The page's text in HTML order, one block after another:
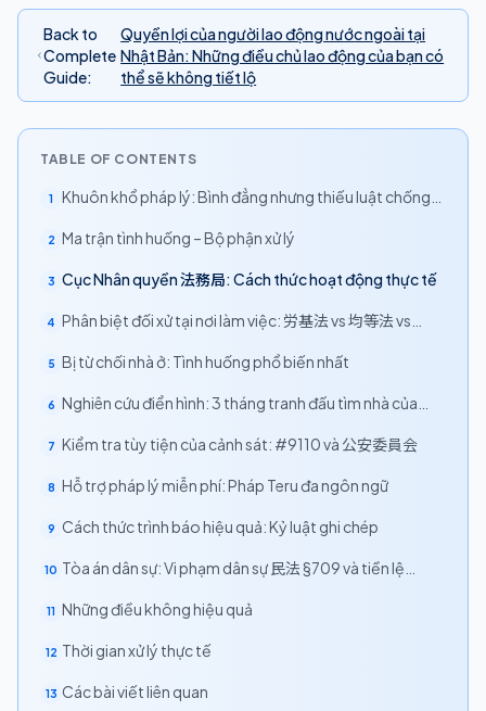
Back to
Complete
Guide:
Quyền lợi của người lao động nước ngoài tại
Nhật Bản: Những điều chủ lao động của bạn có
thể sẽ không tiết lộ
TABLE OF CONTENTS
1
Khuôn khổ pháp lý: Bình đẳng nhưng thiếu luật chống
2 Ma trận tình huống – Bộ phận xử lý
3 Cục Nhân quyền 法務局: Cách thức hoạt động thực tế
4 Phân biệt đối xử tại nơi làm việc: 労基法 vs 均等法 vs
5 Bị từ chối nhà ở: Tình huống phổ biến nhất
6 Nghiên cứu điển hình: 3 tháng tranh đấu tìm nhà của
7 Kiểm tra tùy tiện của cảnh sát: #9110 và 公安委員会
8 Hỗ trợ pháp lý miễn phí: Pháp Teru đa ngôn ngữ
9 Cách thức trình báo hiệu quả: Kỷ luật ghi chép
10 Tòa án dân sự: Vi phạm dân sự 民法 §709 và tiền lệ
11 Những điều không hiệu quả
12 Thời gian xử lý thực tế
13 Các bài viết liên quan